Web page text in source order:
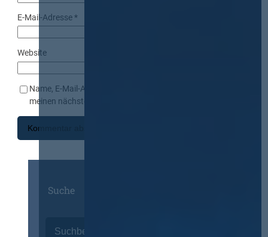
E-Mail-Adresse*
Website
Name, E-Mail-Adresse und Website in diesem Browser für
meinen nächsten Kommentar speichern.
Suche